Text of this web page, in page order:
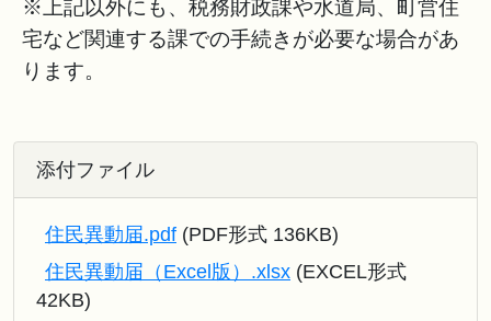
※上記以外にも、税務財政課や水道局、町営住
宅など関連する課での手続きが必要な場合があ
ります。
添付ファイル
住民異動届.pdf (PDF形式 136KB)
住民異動届（Excel版）.xlsx (EXCEL形式
42KB)